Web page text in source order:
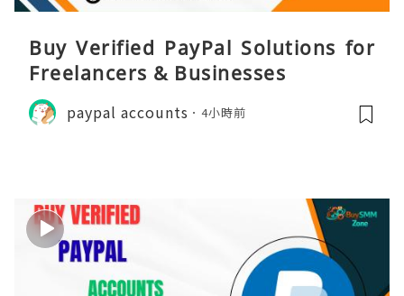
Buy Verified PayPal Solutions for
Freelancers & Businesses
paypal accounts 4小時前